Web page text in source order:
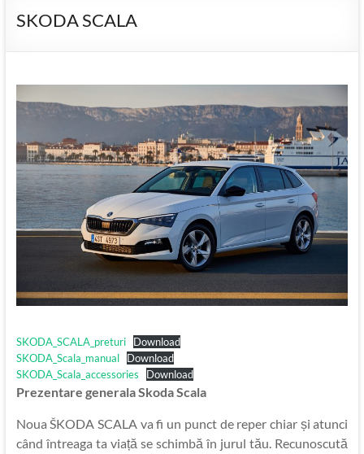
SKODA SCALA
SKODA_SCALA_preturi
Download
SKODA_Scala_manual
Download
SKODA_Scala_accessories
Download
Prezentare generala Skoda Scala
Noua ŠKODA SCALA va fi un punct de reper chiar și atunci
când întreaga ta viață se schimbă în jurul tău. Recunoscută